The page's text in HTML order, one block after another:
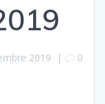
2019 | 0